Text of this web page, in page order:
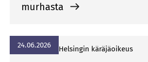
murhasta
24.06.2026 Hel­sin­gin kä­rä­jä­oi­keus